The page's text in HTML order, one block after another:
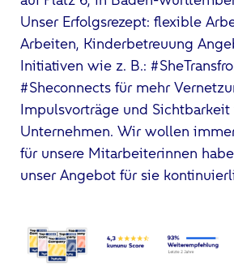
Unser Erfolgsrezept: flexible
Arbeiten, Kinderbetreuung
Initiativen wie z. B.:
#Sheconnects für mehr
Impulsvorträge und Sichtbarkeit
Unternehmen. Wir wollen
für unsere Mitarbeiterinnen
unser Angebot für sie